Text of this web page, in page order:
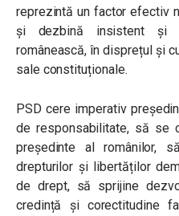
reprezintă un factor efectiv
și dezbină insistent și
românească, în disprețul și
sale constituționale.
PSD cere imperativ
de responsabilitate, să se
președinte al românilor,
drepturilor și libertăților
de drept, să sprijine
credință și corectitudine